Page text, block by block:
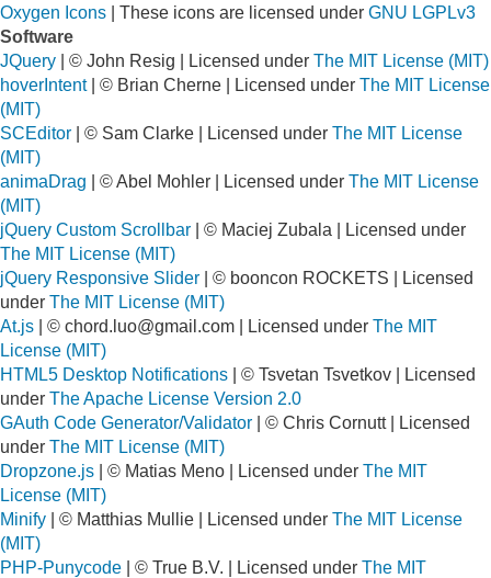
Oxygen Icons | These icons are licensed under GNU LGPLv3
Software
JQuery | © John Resig | Licensed under The MIT License (MIT)
hoverIntent| © Brian Cherne | Licensed under The MIT License
(MIT)
SCEditor | © Sam Clarke | Licensed under The MIT License
(MIT)
animaDrag | © Abel Mohler | Licensed under The MIT License
(MIT)
jQuery Custom Scrollbar | © Maciej Zubala | Licensed under
The MIT License (MIT)
jQuery Responsive Slider | © booncon ROCKETS | Licensed
under The MIT License (MIT)
At.js | © chord.luo@gmail.com | Licensed under The MIT
License (MIT)
HTML5 Desktop Notifications | © Tsvetan Tsvetkov | Licensed
under The Apache License Version 2.0
GAuth Code Generator/Validator | © Chris Cornutt | Licensed
under The MIT License (MIT)
Dropzone.js | © Matias Meno | Licensed under The MIT
License (MIT)
Minify | © Matthias Mullie | Licensed under The MIT License
(MIT)
PHP-Punycode | © True B.V. | Licensed under The MIT